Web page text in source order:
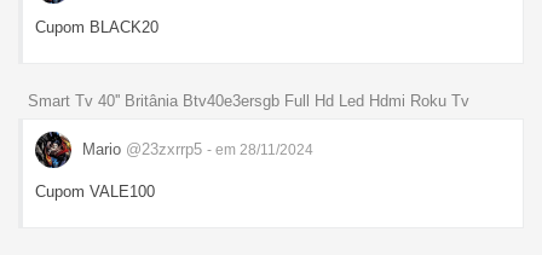
Cupom BLACK20
Smart Tv 40'' Britânia Btv40e3ersgb Full Hd Led Hdmi Roku Tv
Mario @23zxrrp5 - em 28/11/2024
Cupom VALE100